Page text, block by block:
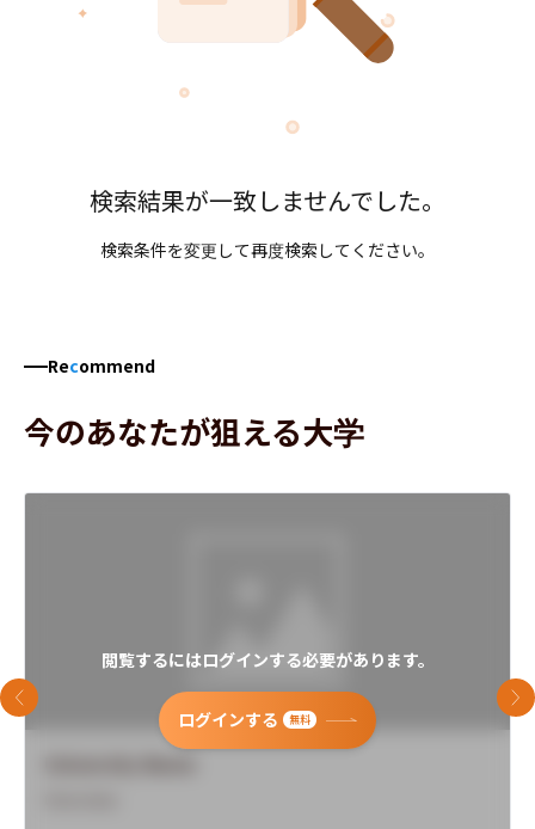
検索結果が一致しませんでした。
検索条件を変更して再度検索してください。
Recommend
今のあなたが狙える大学
閲覧するにはログインする必要があります。
ログインする 無料
前のスライド 次